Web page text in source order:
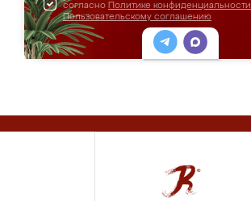
согласно Политике конфиденциальности
Пользовательскому соглашению